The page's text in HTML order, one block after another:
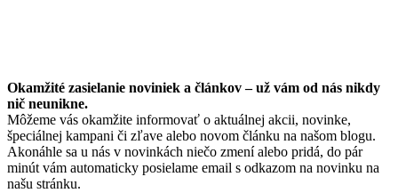
Okamžité zasielanie noviniek a článkov – už vám od nás nikdy
nič neunikne.
Môžeme vás okamžite informovať o aktuálnej akcii, novinke,
špeciálnej kampani či zľave alebo novom článku na našom blogu.
Akonáhle sa u nás v novinkách niečo zmení alebo pridá, do pár
minút vám automaticky posielame email s odkazom na novinku na
našu stránku.